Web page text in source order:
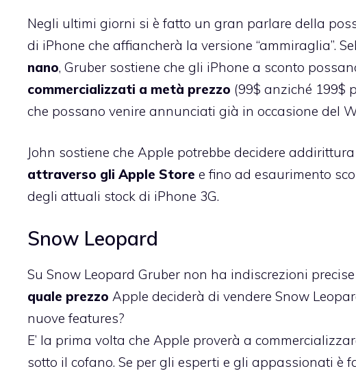
Negli ultimi giorni si è fatto un gran parlare della
di iPhone che affiancherà la versione “ammiraglia”.
nano, Gruber sostiene che gli iPhone a sconto
commercializzati a metà prezzo (99$ anziché 199$
che possano venire annunciati già in occasione del
John sostiene che Apple potrebbe decidere
attraverso gli Apple Store e fino ad esaurimento
degli attuali stock di iPhone 3G.
Snow Leopard
Su Snow Leopard Gruber non ha indiscrezioni
quale prezzo Apple deciderà di vendere Snow
nuove features?
E’ la prima volta che Apple proverà a
sotto il cofano. Se per gli esperti e gli appassionati è